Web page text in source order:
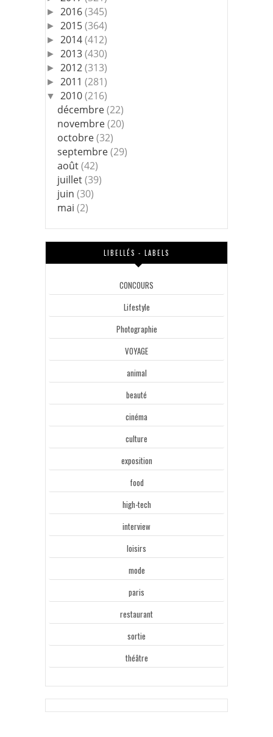
► 2016(345)
► 2015(364)
► 2014(412)
► 2013(430)
► 2012(313)
► 2011 (281)
▼ 2010(216)
décembre(22)
novembre(20)
octobre(32)
septembre(29)
août(42)
juillet(39)
juin(30)
mai(2)
LIBELLÉS - LABELS
CONCOURS
Lifestyle
Photographie
VOYAGE
animal
beauté
cinéma
culture
exposition
food
high-tech
interview
loisirs
mode
paris
restaurant
sortie
théâtre